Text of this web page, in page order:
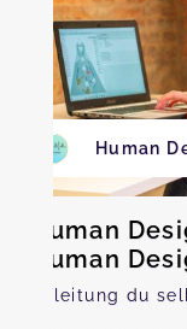
Human
Human
Human
Anleitung du